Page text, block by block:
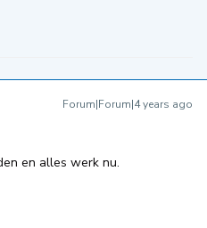
Forum|Forum|4 years ago
en alles werk nu.